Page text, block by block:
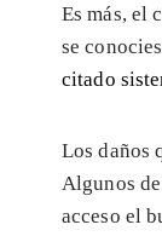
Es más, el
se
citado
Los daños
Algunos
acceso el